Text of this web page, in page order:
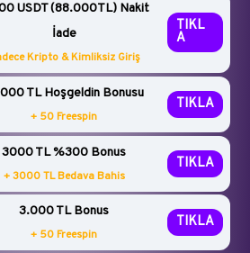
USDT (88.000TL) Nakit
İade
Kripto & Kimliksiz Giriş
TIKL
A
TL Hoşgeldin Bonusu
+ 50 Freespin
TIKLA
3000 TL %300 Bonus
+ 3000 TL Bedava Bahis
TIKLA
3.000 TL Bonus
+ 50 Freespin
TIKLA